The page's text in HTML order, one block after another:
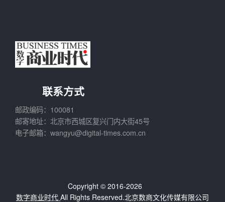
联系方式
邮政编码：100081
邮寄地址：北京市西城区复兴门内大街45号
电子邮箱：wangyu@digital-times.com.cn
Copyright © 2016-2026
数字商业时代 All Rights Reserved.北京数商文化传媒有限公司